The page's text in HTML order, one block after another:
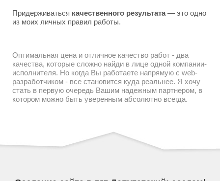
Придерживаться качественного результата— это одно
из моих личных правил работы.
Оптимальная цена и отличное качество работ - два
качества, которые сложно найди в лице одной компании-
исполнителя. Но когда Вы работаете напрямую с web-
разработчиком - все становится куда реальнее. Я хочу
стать в первую очередь Вашим надежным партнером, в
котором можно быть уверенным абсолютно всегда.